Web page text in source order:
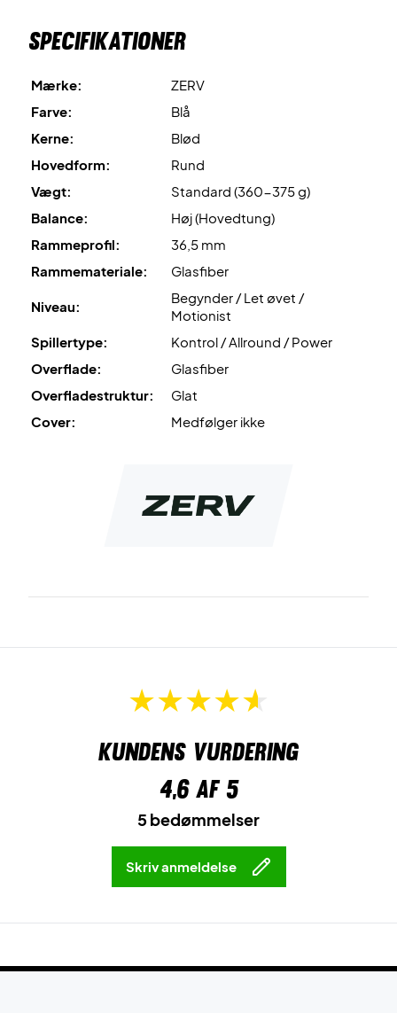
materialer og yderdelen er lavet af et slidstærkt filt.
holdbar samt giver bolden et suverænt 'bounce'. Ét rør
Køb dit nye padel udstyr i dag til en skarp pris!
OBS:Padeltennis bat leveres uden cover!
Specifikationer
Mærke:
ZERV
Farve:
Blå
Kerne:
Blød
Hovedform:
Rund
Vægt:
Standard (360-375 g)
Balance:
Høj (Hovedtung)
Rammeprofil:
36,5 mm
Rammemateriale:
Glasfiber
Niveau:
Begynder / Let øvet /
Motionist
Spillertype:
Kontrol / Allround / Power
Overflade:
Glasfiber
Overfladestruktur:
Glat
Cover:
Medfølger ikke
Kundens vurdering
4,6af 5
5 bedømmelser
Skriv anmeldelse